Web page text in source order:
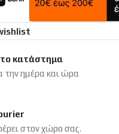
κατάστημα
την ημέρα και ώρα
στον χώρο σας.